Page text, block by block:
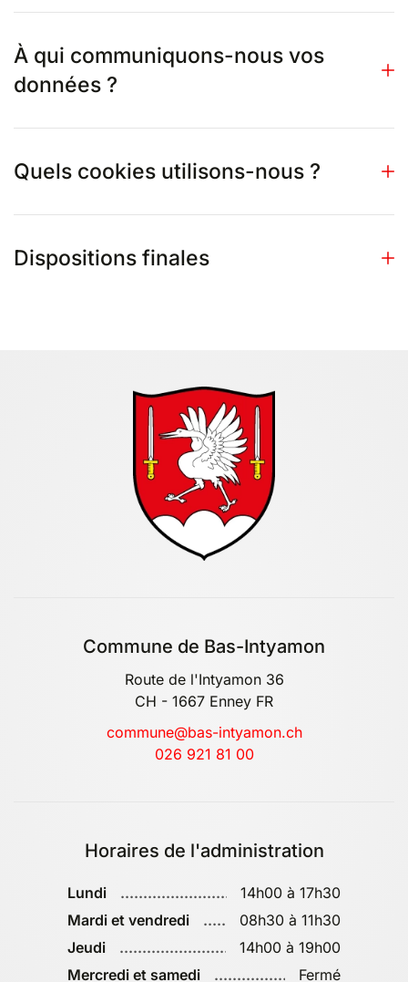
À qui communiquons-nous vos
données ?
Quels cookies utilisons-nous ?
Dispositions finales
Commune de Bas-Intyamon
Route de l'Intyamon 36
CH - 1667 Enney FR
commune@bas-intyamon.ch
026 921 81 00
Horaires de l'administration
Lundi
14h00 à 17h30
Mardi et vendredi
08h30 à 11h30
Jeudi
14h00 à 19h00
Mercredi et samedi
Fermé